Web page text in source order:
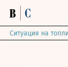
Ситуация на